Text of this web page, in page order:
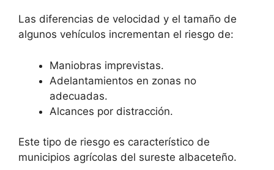
Las diferencias de velocidad y el tamaño de
algunos vehículos incrementan el riesgo de:
Maniobras imprevistas.
Adelantamientos en zonas no
adecuadas.
Alcances por distracción.
Este tipo de riesgo es característico de
municipios agrícolas del sureste albaceteño.